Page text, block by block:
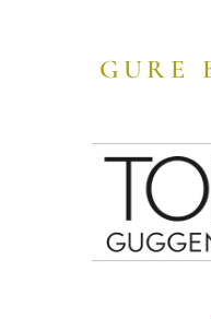
GURE